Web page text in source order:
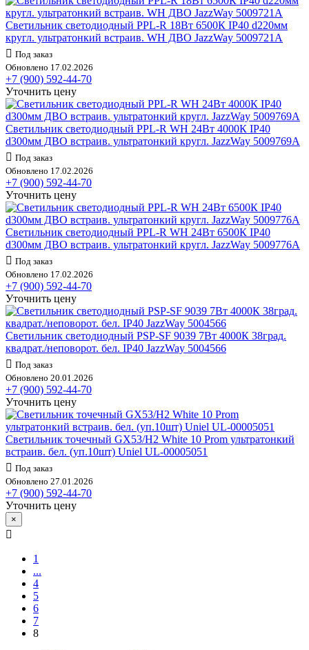
Светильник светодиодный PPL-R 18Вт 6500К IP40 d220мм
кругл. ультратонкий встраив. WH ДВО JazzWay 5009721A
Под заказ
Обновлено 17.02.2026
+7 (900) 592-44-70
Уточнить цену
Светильник светодиодный PPL-R WH 24Вт 4000К IP40
d300мм ДВО встраив. ультратонкий кругл. JazzWay 5009769A
Под заказ
Обновлено 17.02.2026
+7 (900) 592-44-70
Уточнить цену
Светильник светодиодный PPL-R WH 24Вт 6500К IP40
d300мм ДВО встраив. ультратонкий кругл. JazzWay 5009776A
Под заказ
Обновлено 17.02.2026
+7 (900) 592-44-70
Уточнить цену
Светильник светодиодный PSP-SF 9039 7Вт 4000К 38град.
квадрат./неповорот. бел. IP40 JazzWay 5004566
Под заказ
Обновлено 20.01.2026
+7 (900) 592-44-70
Уточнить цену
Светильник точечный GX53/H2 White 10 Prom ультратонкий
встраив. бел. (уп.10шт) Uniel UL-00005051
Под заказ
Обновлено 27.01.2026
+7 (900) 592-44-70
Уточнить цену
×
1
...
4
5
6
7
8